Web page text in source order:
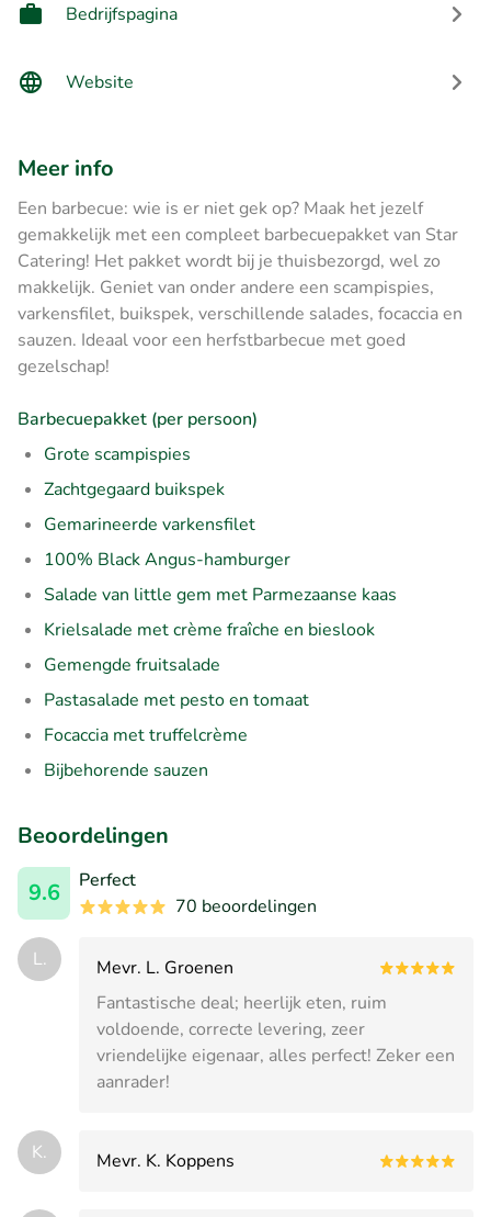
Bedrijfspagina
Website
Meer info
Een barbecue: wie is er niet gek op? Maak het jezelf
gemakkelijk met een compleet barbecuepakket van Star
Catering! Het pakket wordt bij je thuisbezorgd, wel zo
makkelijk. Geniet van onder andere een scampispies,
varkensfilet, buikspek, verschillende salades, focaccia en
sauzen. Ideaal voor een herfstbarbecue met goed
gezelschap!
Barbecuepakket (per persoon)
Grote scampispies
Zachtgegaard buikspek
Gemarineerde varkensfilet
100% Black Angus-hamburger
Salade van little gem met Parmezaanse kaas
Krielsalade met crème fraîche en bieslook
Gemengde fruitsalade
Pastasalade met pesto en tomaat
Focaccia met truffelcrème
Bijbehorende sauzen
Beoordelingen
9.6
Perfect
70 beoordelingen
L.
Mevr. L. Groenen
Fantastische deal; heerlijk eten, ruim
voldoende, correcte levering, zeer
vriendelijke eigenaar, alles perfect! Zeker een
aanrader!
K. Mevr. K. Koppens